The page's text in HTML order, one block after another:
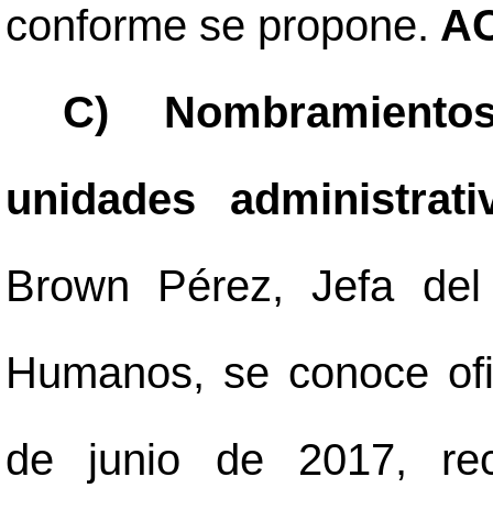
conforme se propone.
C)
unidades
Brown Pérez, Jefa
Humanos, se conoce
de junio de 2017,